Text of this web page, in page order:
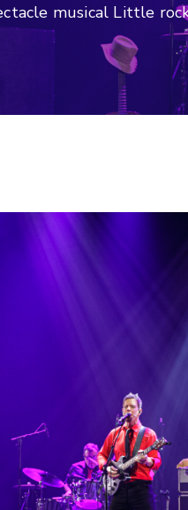
musical Little